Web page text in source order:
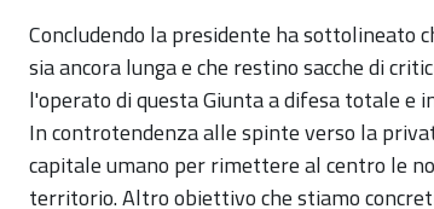
Concludendo la presidente ha sottolineato
sia ancora lunga e che restino sacche di
l'operato di questa Giunta a difesa totale e
In controtendenza alle spinte verso la
capitale umano per rimettere al centro le
territorio. Altro obiettivo che stiamo